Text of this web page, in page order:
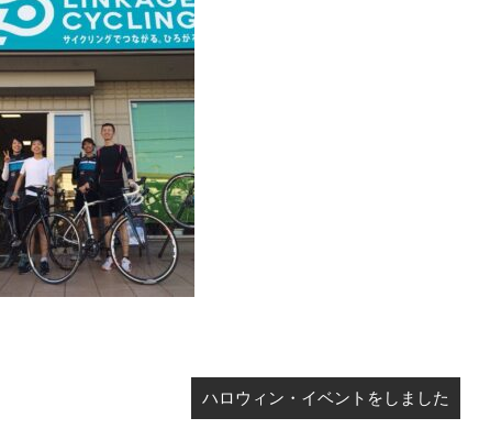
ハロウィン・イベントをしました